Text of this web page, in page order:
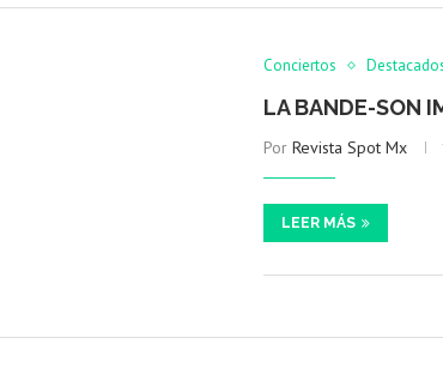
Conciertos
LA BANDE-SON
PorRevista Spot Mx
LEER MÁS